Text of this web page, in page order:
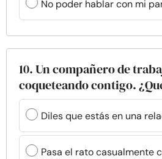
No poder hablar con mi
10. Un compañero de
coqueteando contigo.
Diles que estás en una
Pasa el rato casualmente